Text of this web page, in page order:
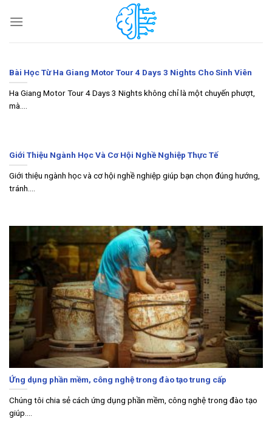
Bài Học Từ Ha Giang Motor Tour 4 Days 3 Nights Cho Sinh Viên
Ha Giang Motor Tour 4 Days 3 Nights không chỉ là một chuyến phượt,
mà....
Giới Thiệu Ngành Học Và Cơ Hội Nghề Nghiệp Thực Tế
Giới thiệu ngành học và cơ hội nghề nghiệp giúp bạn chọn đúng hướng,
tránh....
Ứng dụng phần mềm, công nghệ trong đào tạo trung cấp
Chúng tôi chia sẻ cách ứng dụng phần mềm, công nghệ trong đào tạo
giúp....